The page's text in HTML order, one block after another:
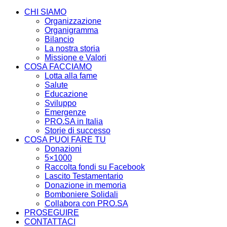
CHI SIAMO
Organizzazione
Organigramma
Bilancio
La nostra storia
Missione e Valori
COSA FACCIAMO
Lotta alla fame
Salute
Educazione
Sviluppo
Emergenze
PRO.SA in Italia
Storie di successo
COSA PUOI FARE TU
Donazioni
5×1000
Raccolta fondi su Facebook
Lascito Testamentario
Donazione in memoria
Bomboniere Solidali
Collabora con PRO.SA
PROSEGUIRE
CONTATTACI